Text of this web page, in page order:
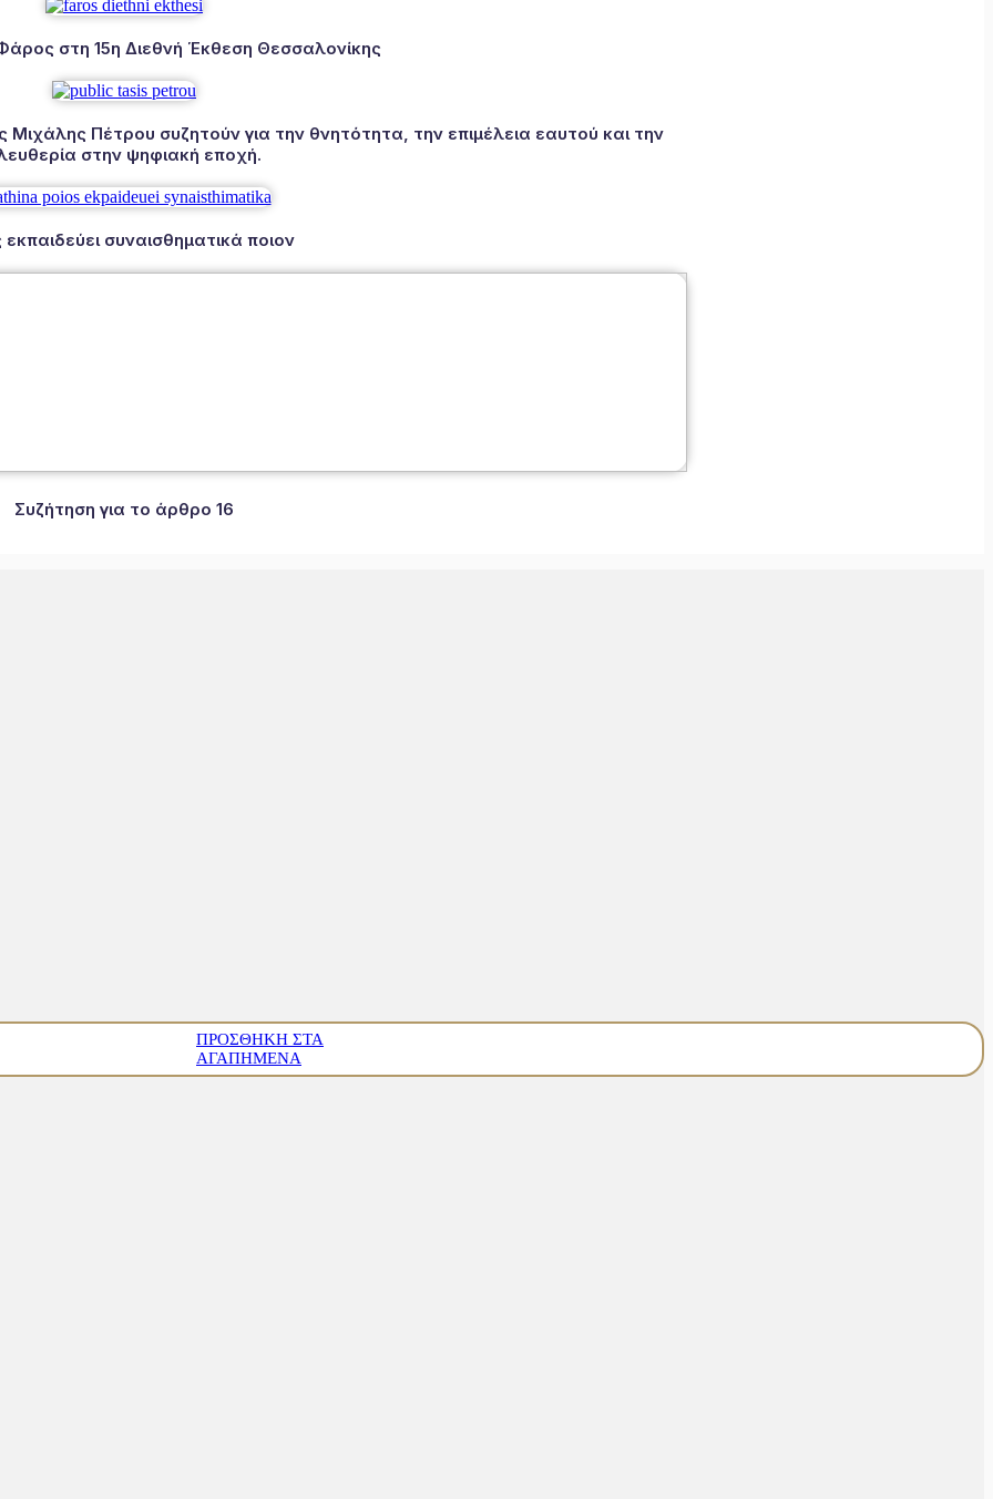
στη 15η Διεθνή Έκθεση Θεσσαλονίκης
Πέτρου συζητούν για την θνητότητα, την επιμέλεια εαυτού και την
στην ψηφιακή εποχή.
εκπαιδεύει συναισθηματικά ποιον
Συζήτηση για το άρθρο 16
ΠΡΟΣΘΉΚΗ ΣΤΑ
ΑΓΑΠΗΜΈΝΑ